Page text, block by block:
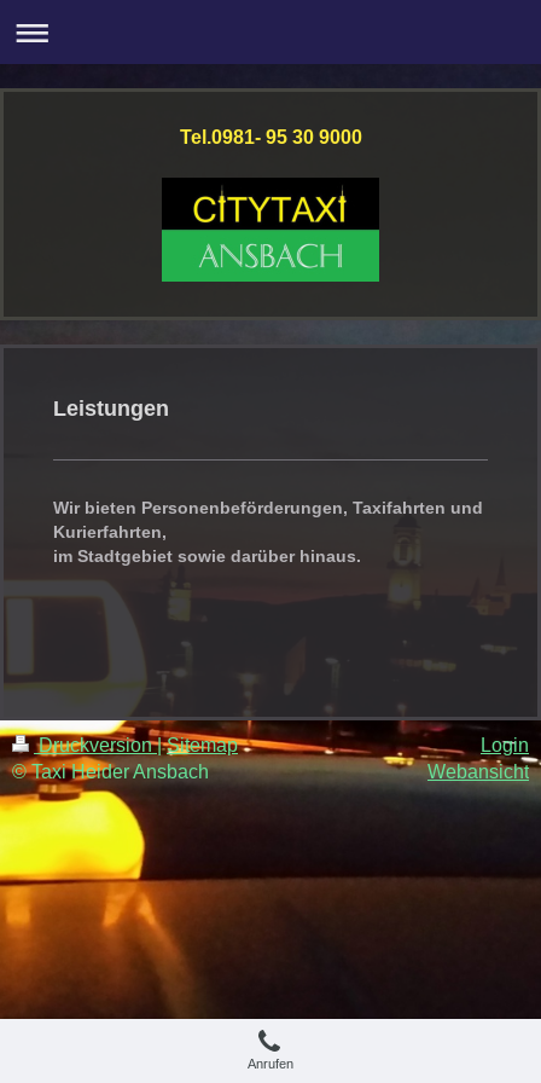
Tel.0981- 95 30 9000
Leistungen
Wir bieten Personenbeförderungen, Taxifahrten und
Kurierfahrten,
im Stadtgebiet sowie darüber hinaus.
Druckversion| Sitemap
© Taxi Heider Ansbach
Login
Webansicht
Anrufen